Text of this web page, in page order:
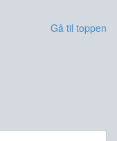
Gå til toppen